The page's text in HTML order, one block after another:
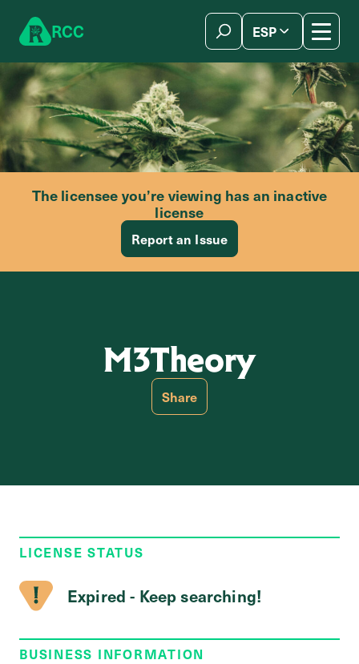
RCC ESP
The licensee you’re viewing has an inactive
license
Report an Issue
M3Theory
Share
LICENSE STATUS
Expired - Keep searching!
BUSINESS INFORMATION